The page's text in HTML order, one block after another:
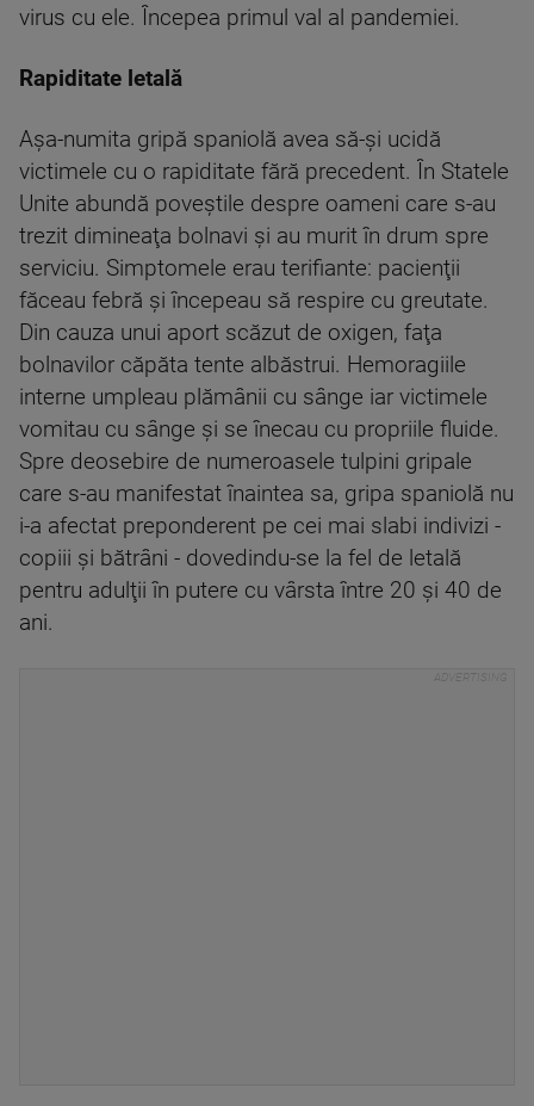
virus cu ele. Începea primul val al pandemiei.
Rapiditate letală
Aşa-numita gripă spaniolă avea să-şi ucidă
victimele cu o rapiditate fără precedent. În Statele
Unite abundă poveştile despre oameni care s-au
trezit dimineaţa bolnavi şi au murit în drum spre
serviciu. Simptomele erau terifiante: pacienţii
făceau febră şi începeau să respire cu greutate.
Din cauza unui aport scăzut de oxigen, faţa
bolnavilor căpăta tente albăstrui. Hemoragiile
interne umpleau plămânii cu sânge iar victimele
vomitau cu sânge şi se înecau cu propriile fluide.
Spre deosebire de numeroasele tulpini gripale
care s-au manifestat înaintea sa, gripa spaniolă nu
i-a afectat preponderent pe cei mai slabi indivizi -
copiii şi bătrâni - dovedindu-se la fel de letală
pentru adulţii în putere cu vârsta între 20 şi 40 de
ani.